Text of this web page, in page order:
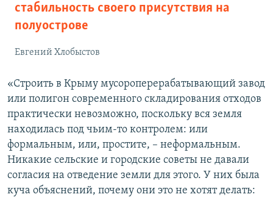
стабильность своего присутствия на
полуострове
Евгений Хлобыстов
«Строить в Крыму мусороперерабатывающий завод
или полигон современного складирования отходов
практически невозможно, поскольку вся земля
находилась под чьим-то контролем: или
формальным, или, простите, – неформальным.
Никакие сельские и городские советы не давали
согласия на отведение земли для этого. У них была
куча объяснений, почему они это не хотят делать: